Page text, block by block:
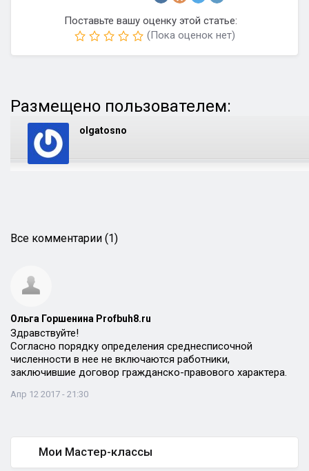
Поставьте вашу оценку этой статье:
(Пока оценок нет)
Размещено пользователем:
olgatosno
Все комментарии (1)
Ольга Горшенина Profbuh8.ru
Здравствуйте!
Согласно порядку определения среднесписочной
численности в нее не включаются работники,
заключившие договор гражданско-правового характера.
Апр 12 2017 - 21:30
Мои Мастер-классы